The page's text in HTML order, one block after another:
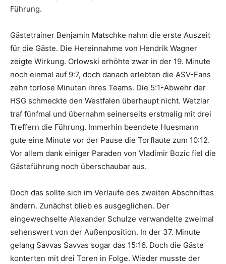
Führung.
Gästetrainer Benjamin Matschke nahm die erste Auszeit
für die Gäste. Die Hereinnahme von Hendrik Wagner
zeigte Wirkung. Orlowski erhöhte zwar in der 19. Minute
noch einmal auf 9:7, doch danach erlebten die ASV-Fans
zehn torlose Minuten ihres Teams. Die 5:1-Abwehr der
HSG schmeckte den Westfalen überhaupt nicht. Wetzlar
traf fünfmal und übernahm seinerseits erstmalig mit drei
Treffern die Führung. Immerhin beendete Huesmann
gute eine Minute vor der Pause die Torflaute zum 10:12.
Vor allem dank einiger Paraden von Vladimir Bozic fiel die
Gästeführung noch überschaubar aus.
Doch das sollte sich im Verlaufe des zweiten Abschnittes
ändern. Zunächst blieb es ausgeglichen. Der
eingewechselte Alexander Schulze verwandelte zweimal
sehenswert von der Außenposition. In der 37. Minute
gelang Savvas Savvas sogar das 15:16. Doch die Gäste
konterten mit drei Toren in Folge. Wieder musste der